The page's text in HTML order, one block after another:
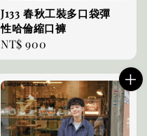
J133 春秋工裝多口袋彈
性哈倫縮口褲
Regular
price
NT$ 900